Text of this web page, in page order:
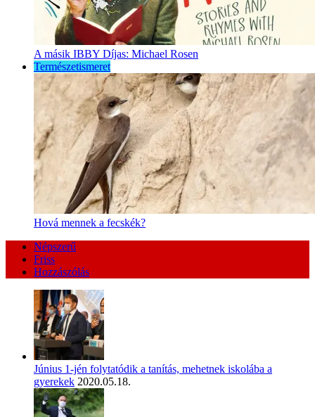
A másik IBBY Díjas: Michael Rosen
Természetismeret
Hová mennek a fecskék?
Népszerű
Friss
Hozzászólás
Június 1-jén folytatódik a tanítás, mehetnek iskolába a
gyerekek 2020.05.18.